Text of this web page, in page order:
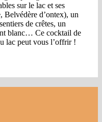
sur le lac et ses
Belvédère d’ontex), un
de crêtes, un
blanc… Ce cocktail de
lac peut vous l’offrir !